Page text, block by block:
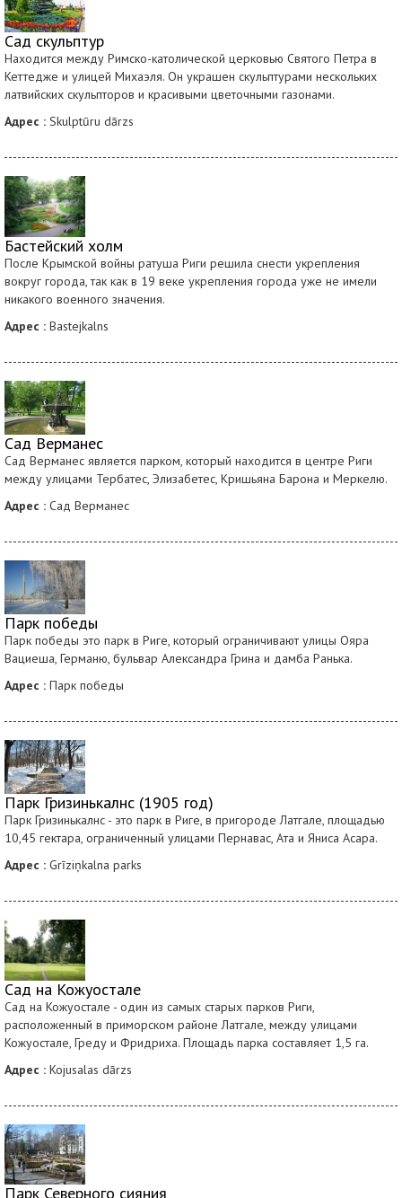
Сад скульптур
Находится между Римско-католической церковью Святого Петра в
Кеттедже и улицей Михаэля. Он украшен скульптурами нескольких
латвийских скульпторов и красивыми цветочными газонами.
Адрес : Skulptūru dārzs
Бастейский холм
После Крымской войны ратуша Риги решила снести укрепления
вокруг города, так как в 19 веке укрепления города уже не имели
никакого военного значения.
Адрес : Bastejkalns
Сад Верманес
Сад Верманес является парком, который находится в центре Риги
между улицами Тербатес, Элизабетес, Кришьяна Барона и Меркелю.
Адрес : Сад Верманес
Парк победы
Парк победы это парк в Риге, который ограничивают улицы Ояра
Вациеша, Германю, бульвар Александра Грина и дамба Ранька.
Адрес : Парк победы
Парк Гризинькалнс (1905 год)
Парк Гризинькалнс - это парк в Риге, в пригороде Латгале, площадью
10,45 гектара, ограниченный улицами Пернавас, Ата и Яниса Асара.
Адрес : Grīziņkalna parks
Сад на Кожуостале
Сад на Кожуостале - один из самых старых парков Риги,
расположенный в приморском районе Латгале, между улицами
Кожуостале, Греду и Фридриха. Площадь парка составляет 1,5 га.
Адрес : Kojusalas dārzs
Парк Северного сияния